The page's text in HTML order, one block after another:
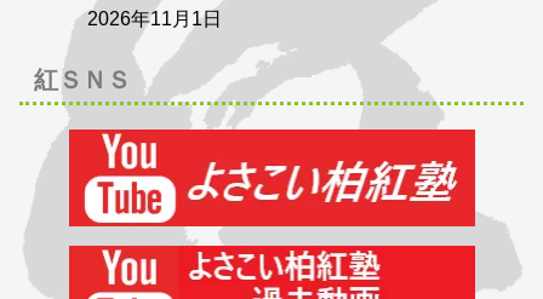
2026年11月1日
紅ＳＮＳ